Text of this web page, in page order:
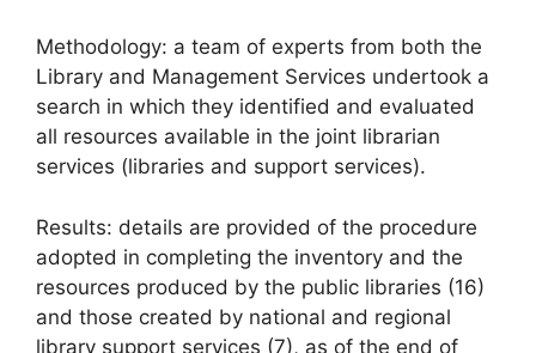
Methodology: a team of experts from both the
Library and Management Services undertook a
search in which they identified and evaluated
all resources available in the joint librarian
services (libraries and support services).
Results: details are provided of the procedure
adopted in completing the inventory and the
resources produced by the public libraries (16)
and those created by national and regional
library support services (7), as of the end of